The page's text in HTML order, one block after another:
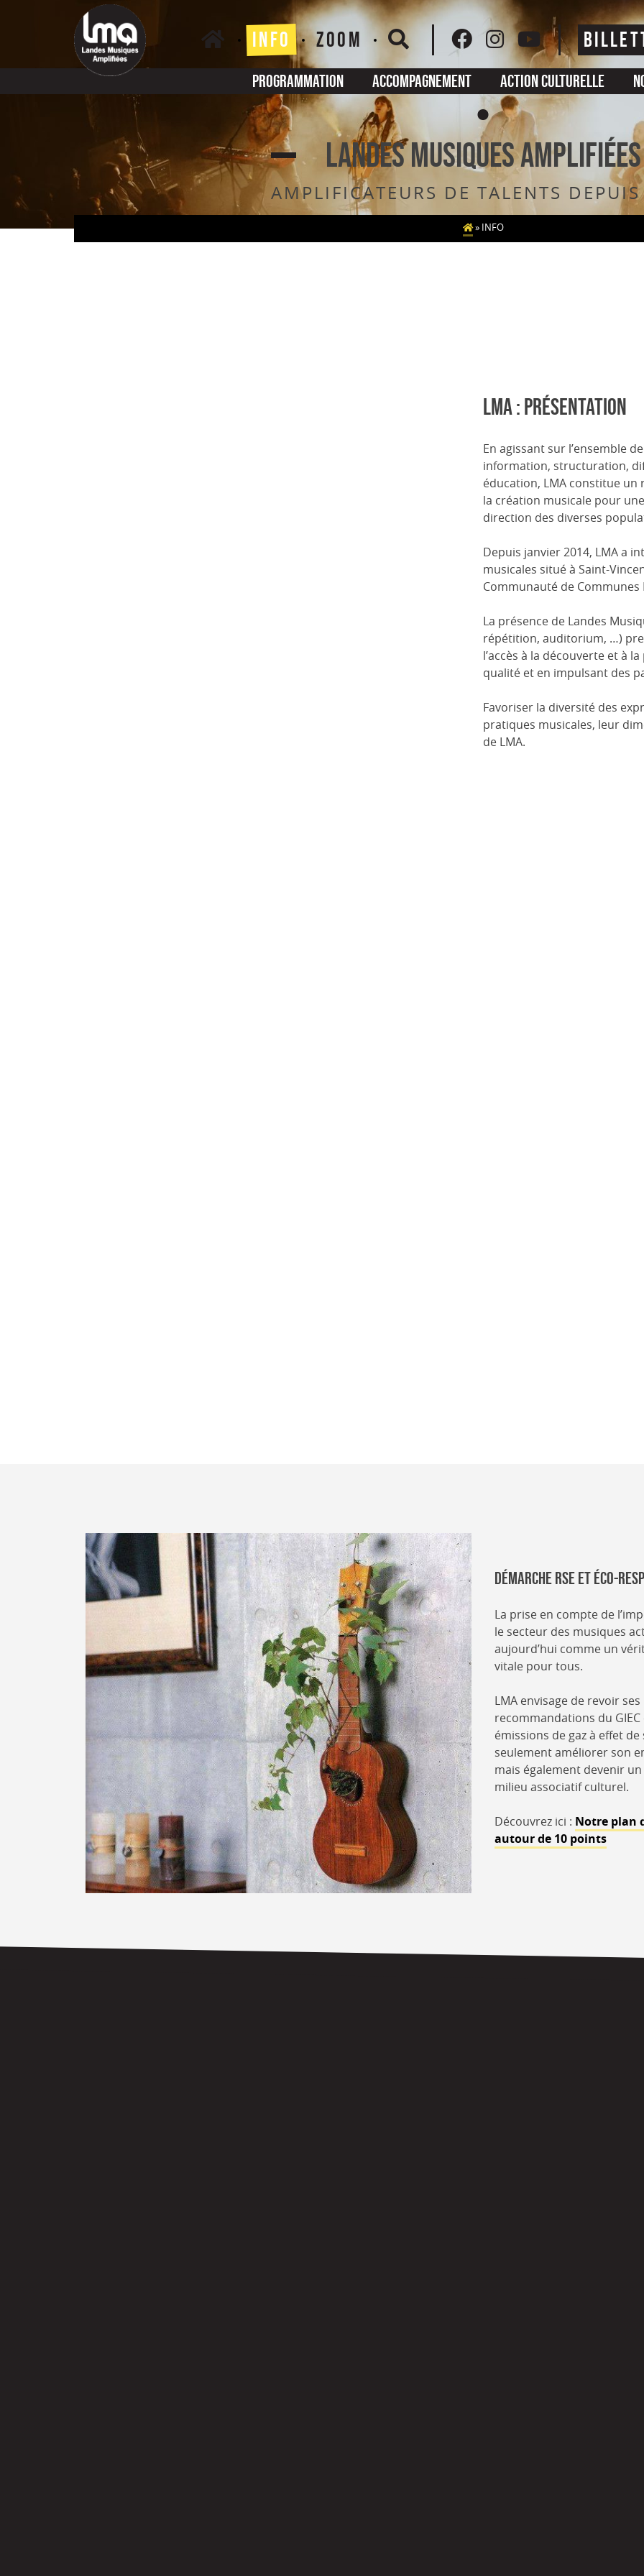
INFO ZOOM
Programmation Accompagnement Action culturelle
Landes musiques amplifiées
AMPLIFICATEURS DE TALENTS
» INFO
LMA : Présentation
En agissant sur l’ensemble
information, structuration,
éducation, LMA constitue
la création musicale pour
direction des diverses
Depuis janvier 2014, LMA a
musicales situé à Saint-
Communauté de Communes
La présence de Landes
répétition, auditorium, …)
l’accès à la découverte et à
qualité et en impulsant des
Favoriser la diversité des
pratiques musicales, leur
de LMA.
Démarche RSE et éco-
La prise en compte de
le secteur des musiques
aujourd’hui comme un
vitale pour tous.
LMA envisage de revoir
recommandations du
émissions de gaz à effet
seulement améliorer son
mais également devenir
milieu associatif culturel.
Découvrez ici : Notre plan
autour de 10 points